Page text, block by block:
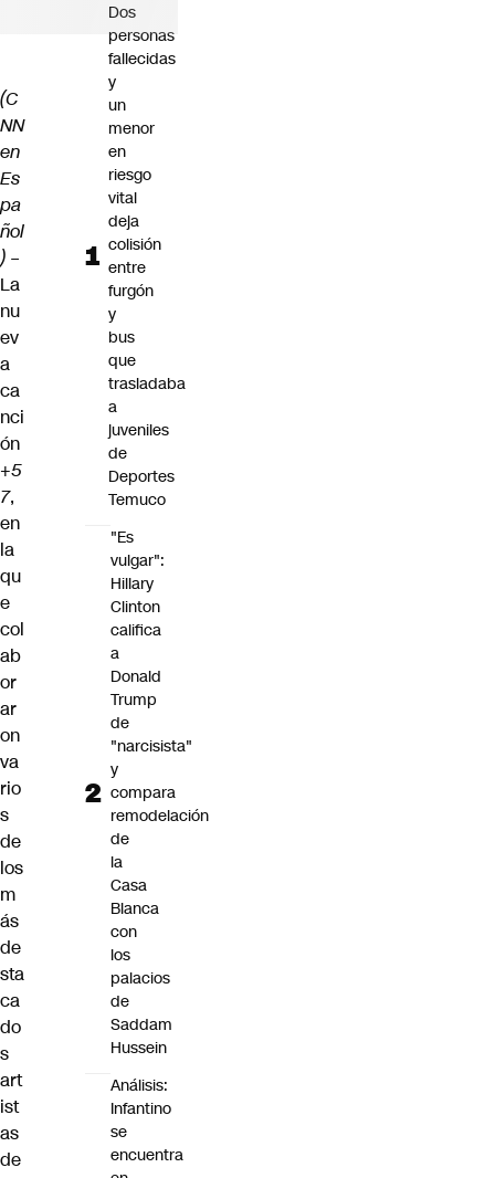
(C
NN
en
Es
pa
ñol
) –
La
nu
ev
a
ca
nci
ón
+5
7,
en
la
qu
e
col
ab
or
ar
on
va
rio
s
de
los
m
ás
de
sta
ca
do
s
art
ist
as
de
Dos
personas
fallecidas
y
un
menor
en
riesgo
vital
deja
colisión
entre
furgón
y
bus
que
trasladaba
a
juveniles
de
Deportes
Temuco
"Es
vulgar":
Hillary
Clinton
califica
a
Donald
Trump
de
"narcisista"
y
compara
remodelación
de
la
Casa
Blanca
con
los
palacios
de
Saddam
Hussein
Análisis:
Infantino
se
encuentra